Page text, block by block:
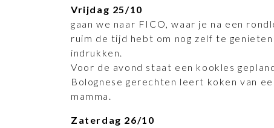
Vrijdag 25/10
gaan we naar FICO, waar je na een
ruim de tijd hebt om nog zelf te
indrukken.
Voor de avond staat een kookles
Bolognese gerechten leert koken van
mamma.
Zaterdag 26/10